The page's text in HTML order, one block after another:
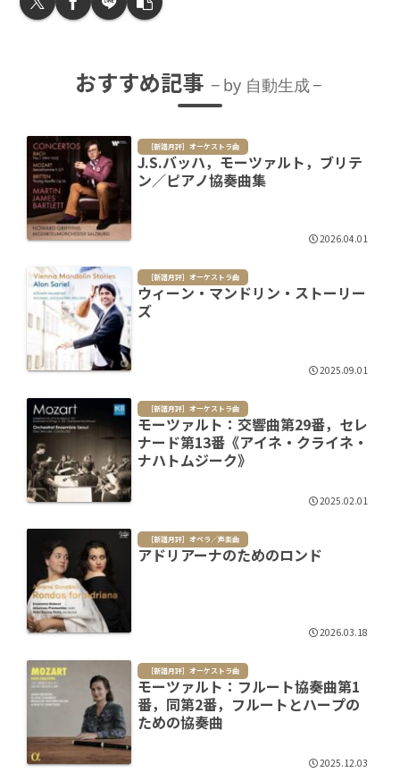
おすすめ記事 by 自動生成
［新譜月評］オーケストラ曲
J.S.バッハ，モーツァルト，ブリテ
ン／ピアノ協奏曲集
2026.04.01
［新譜月評］オーケストラ曲
ウィーン・マンドリン・ストーリー
ズ
2025.09.01
［新譜月評］オーケストラ曲
モーツァルト：交響曲第29番，セレ
ナード第13番《アイネ・クライネ・
ナハトムジーク》
2025.02.01
［新譜月評］オペラ／声楽曲
アドリアーナのためのロンド
2026.03.18
［新譜月評］オーケストラ曲
モーツァルト：フルート協奏曲第1
番，同第2番，フルートとハープの
ための協奏曲
2025.12.03